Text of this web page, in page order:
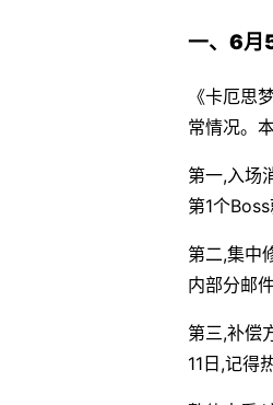
一、6月
《卡厄思
常情况。
第一,入场
第1个
第二,集中
内部分邮
第三,补偿
11日,记得